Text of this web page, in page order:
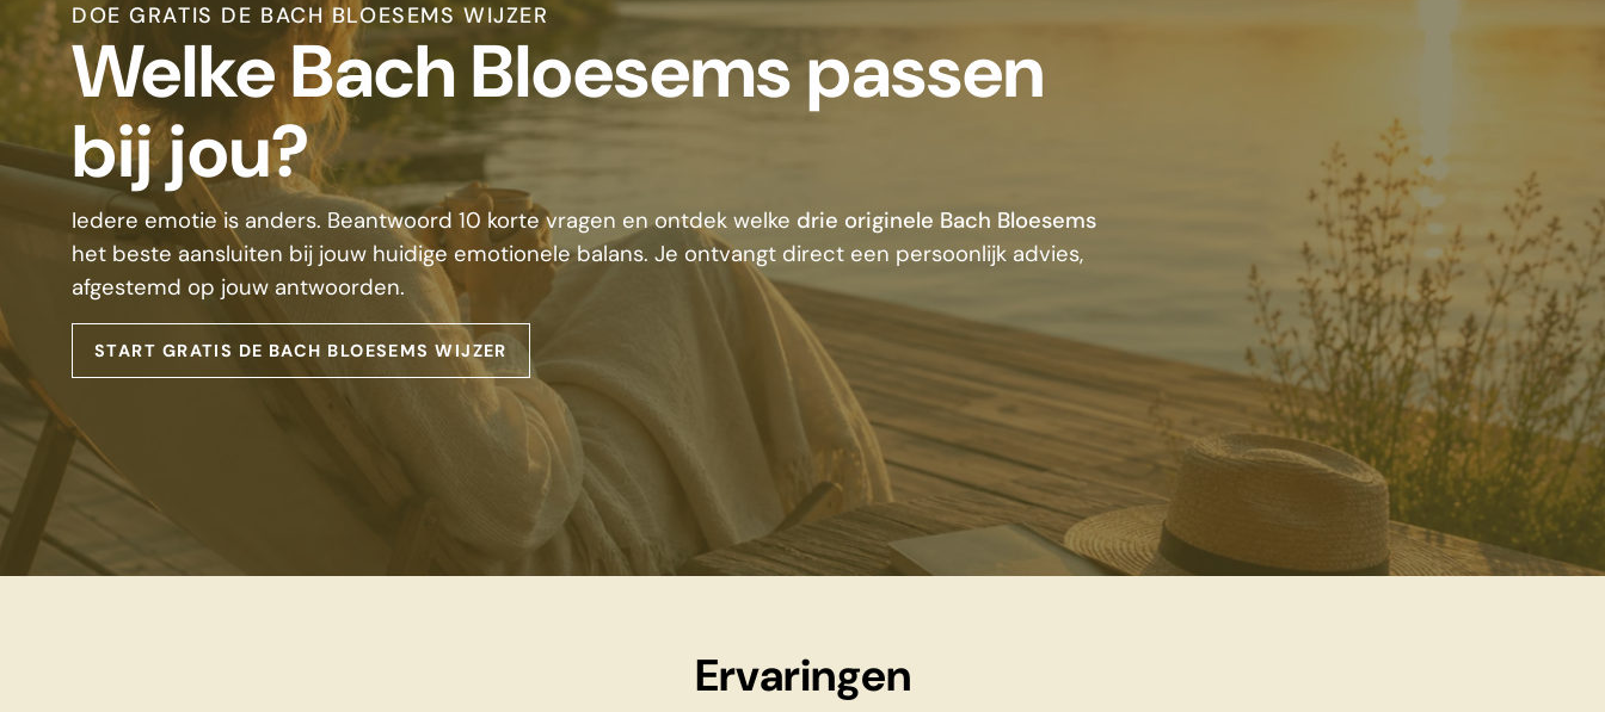
DOE GRATIS DE BACH BLOESEMS WIJZER
Welke Bach Bloesems passen
bij jou?
Iedere emotie is anders. Beantwoord 10 korte vragen en ontdek welke drie originele Bach Bloesems
het beste aansluiten bij jouw huidige emotionele balans. Je ontvangt direct een persoonlijk advies,
afgestemd op jouw antwoorden.
START GRATIS DE BACH BLOESEMS WIJZER
Ervaringen